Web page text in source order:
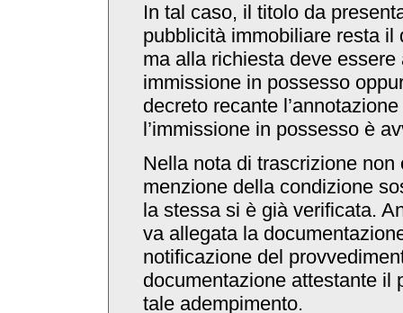
In tal caso, il titolo da
pubblicità immobiliare resta il
ma alla richiesta deve
immissione in possesso
decreto recante
l’immissione in possesso è
Nella nota di trascrizione non
menzione della condizione
la stessa si è già verificata.
va allegata la
notificazione del
documentazione attestante il
tale adempimento.